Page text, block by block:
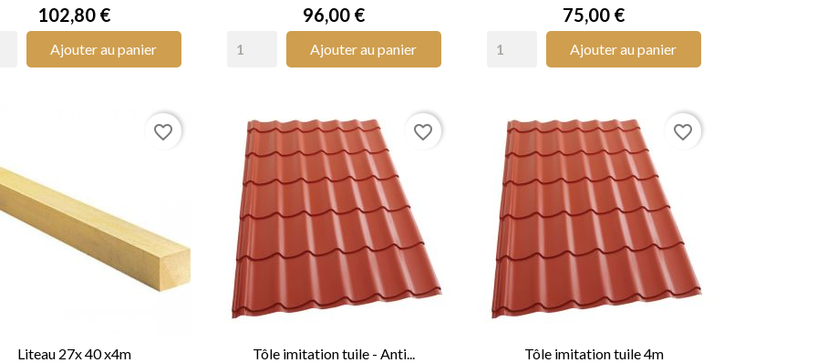
Prix
102,80 €
Ajouter au panier
Prix
96,00 €
Ajouter au panier
Prix
75,00 €
Ajouter au panier
Liteau 27x 40 x4m
favorite_border
Tôle imitation tuile - Anti...
favorite_border
Tôle imitation tuile 4m
favorite_border